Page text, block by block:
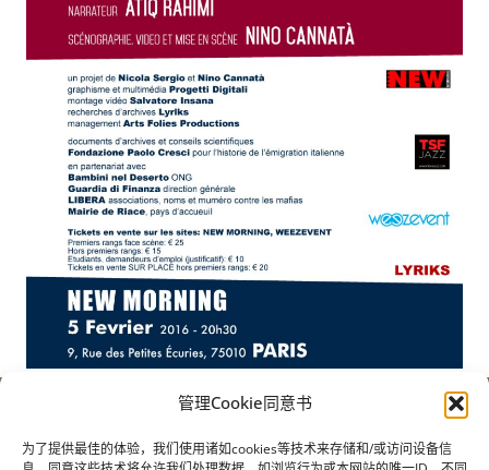
管理Cookie同意书
为了提供最佳的体验，我们使用诸如cookies等技术来存储和/或访问设备信
保罗-克雷西基金会用于意大利移民的历史